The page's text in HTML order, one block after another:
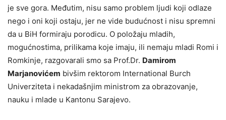
je sve gora. Međutim, nisu samo problem ljudi koji odlaze
nego i oni koji ostaju, jer ne vide budućnost i nisu spremni
da u BiH formiraju porodicu. O položaju mladih,
mogućnostima, prilikama koje imaju, ili nemaju mladi Romi i
Romkinje, razgovarali smo sa Prof.Dr. Damirom
Marjanovićem bivšim rektorom International Burch
Univerziteta i nekadašnjim ministrom za obrazovanje,
nauku i mlade u Kantonu Sarajevo.